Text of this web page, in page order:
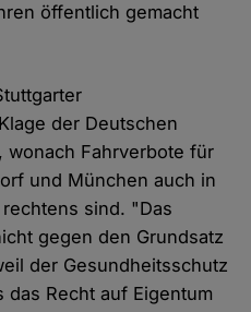
öffentlich gemacht
der Deutschen
wonach Fahrverbote für
und München auch in
sind. "Das
gegen den Grundsatz
der Gesundheitsschutz
Recht auf Eigentum